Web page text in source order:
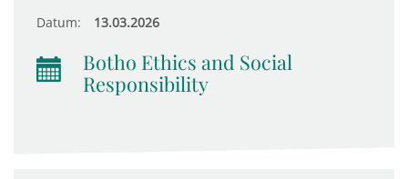
Datum: 13.03.2026
Botho Ethics and Social
Responsibility